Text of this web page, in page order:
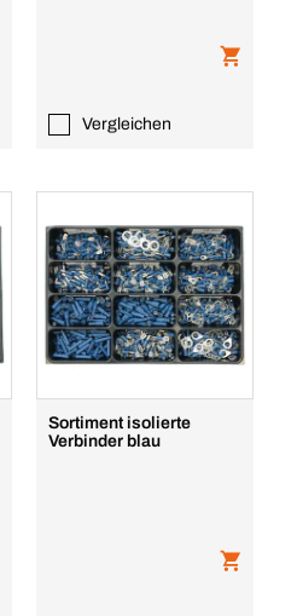
Vergleichen
Sortiment isolierte
Verbinder blau